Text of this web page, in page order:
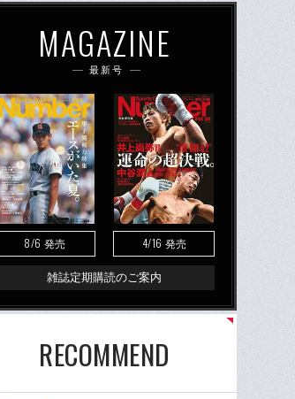
MAGAZINE
最新号
8/6 発売 4/16 発売
雑誌定期購読のご案内
RECOMMEND